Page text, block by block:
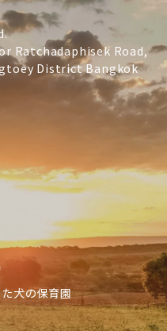
Ratchadaphisek Road,
District Bangkok
犬の保育園